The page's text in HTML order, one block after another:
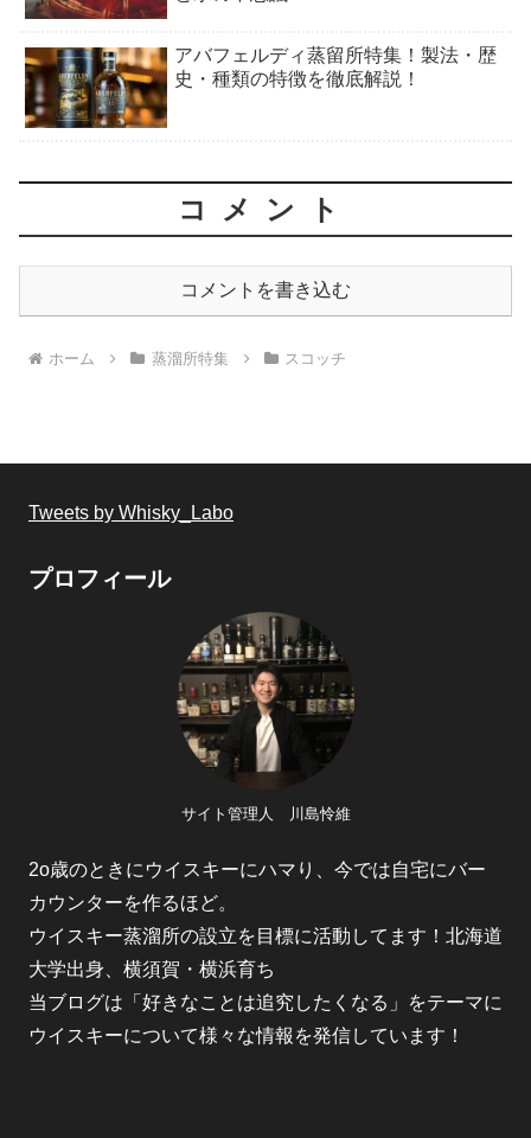
アバフェルディ蒸留所特集！製法・歴
史・種類の特徴を徹底解説！
コメント
コメントを書き込む
ホーム 蒸溜所特集 スコッチ
Tweets by Whisky_Labo
プロフィール
サイト管理人 川島怜維
2o歳のときにウイスキーにハマり、今では自宅にバー
カウンターを作るほど。
ウイスキー蒸溜所の設立を目標に活動してます！北海道
大学出身、横須賀・横浜育ち
当ブログは「好きなことは追究したくなる」をテーマに
ウイスキーについて様々な情報を発信しています！